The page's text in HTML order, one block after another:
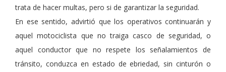
trata de hacer multas, pero si de garantizar la seguridad.
En ese sentido, advirtió que los operativos continuarán y
aquel motociclista que no traiga casco de seguridad, o
aquel conductor que no respete los señalamientos de
tránsito, conduzca en estado de ebriedad, sin cinturón o